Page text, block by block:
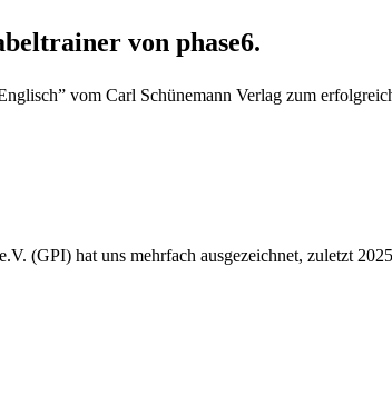
von phase6.
vom Carl Schünemann Verlag zum
(GPI) hat uns mehrfach ausgezeichnet, zuletzt